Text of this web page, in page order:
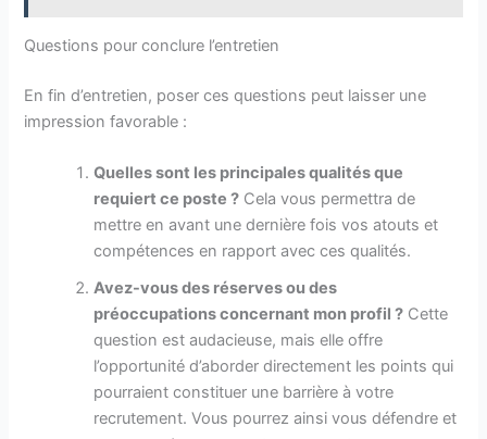
Questions pour conclure l’entretien
En fin d’entretien, poser ces questions peut laisser une
impression favorable :
Quelles sont les principales qualités que
requiert ce poste ? Cela vous permettra de
mettre en avant une dernière fois vos atouts et
compétences en rapport avec ces qualités.
Avez-vous des réserves ou des
préoccupations concernant mon profil ? Cette
question est audacieuse, mais elle offre
l’opportunité d’aborder directement les points qui
pourraient constituer une barrière à votre
recrutement. Vous pourrez ainsi vous défendre et